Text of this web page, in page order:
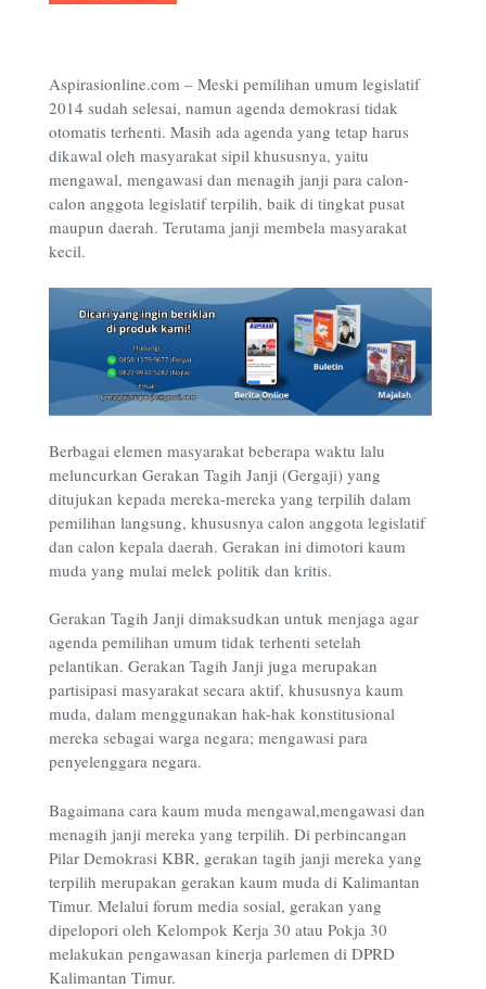
Aspirasionline.com – Meski pemilihan umum legislatif
2014 sudah selesai, namun agenda demokrasi tidak
otomatis terhenti. Masih ada agenda yang tetap harus
dikawal oleh masyarakat sipil khususnya, yaitu
mengawal, mengawasi dan menagih janji para calon-
calon anggota legislatif terpilih, baik di tingkat pusat
maupun daerah. Terutama janji membela masyarakat
kecil.
Berbagai elemen masyarakat beberapa waktu lalu
meluncurkan Gerakan Tagih Janji (Gergaji) yang
ditujukan kepada mereka-mereka yang terpilih dalam
pemilihan langsung, khususnya calon anggota legislatif
dan calon kepala daerah. Gerakan ini dimotori kaum
muda yang mulai melek politik dan kritis.
Gerakan Tagih Janji dimaksudkan untuk menjaga agar
agenda pemilihan umum tidak terhenti setelah
pelantikan. Gerakan Tagih Janji juga merupakan
partisipasi masyarakat secara aktif, khususnya kaum
muda, dalam menggunakan hak-hak konstitusional
mereka sebagai warga negara; mengawasi para
penyelenggara negara.
Bagaimana cara kaum muda mengawal,mengawasi dan
menagih janji mereka yang terpilih. Di perbincangan
Pilar Demokrasi KBR, gerakan tagih janji mereka yang
terpilih merupakan gerakan kaum muda di Kalimantan
Timur. Melalui forum media sosial, gerakan yang
dipelopori oleh Kelompok Kerja 30 atau Pokja 30
melakukan pengawasan kinerja parlemen di DPRD
Kalimantan Timur.